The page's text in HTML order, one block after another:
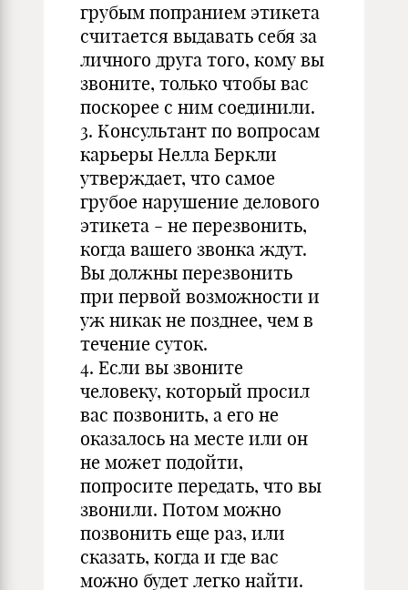
грубым попранием этикета
считается выдавать себя за
личного друга того, кому вы
звоните, только чтобы вас
поскорее с ним соединили.
3. Консультант по вопросам
карьеры Нелла Беркли
утверждает, что самое
грубое нарушение делового
этикета - не перезвонить,
когда вашего звонка ждут.
Вы должны перезвонить
при первой возможности и
уж никак не позднее, чем в
течение суток.
4. Если вы звоните
человеку, который просил
вас позвонить, а его не
оказалось на месте или он
не может подойти,
попросите передать, что вы
звонили. Потом можно
позвонить еще раз, или
сказать, когда и где вас
можно будет легко найти.